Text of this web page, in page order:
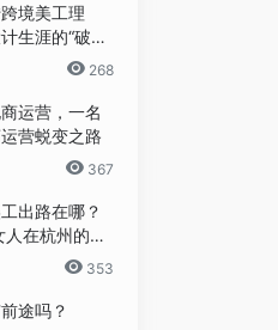
新版本为Adobe Premiere Pro 2020。
点，就能立刻在剪辑、调色、特效和音
名：Corel VideoStudio，具有图像抓
境美工理
生涯的“破圈”
268
运营，一名
营蜕变之路
367
出路在哪？
在杭州的破
353
途吗？